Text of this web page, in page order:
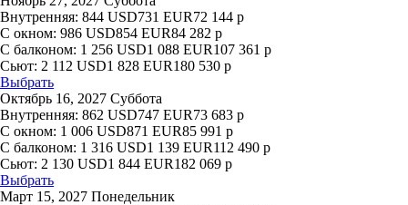
Внутренняя: 844 USD731 EUR72 144 р
С окном: 986 USD854 EUR84 282 р
С балконом: 1 256 USD1 088 EUR107 361 р
Сьют: 2 112 USD1 828 EUR180 530 р
Выбрать
Октябрь 16, 2027 Суббота
Внутренняя: 862 USD747 EUR73 683 р
С окном: 1 006 USD871 EUR85 991 р
С балконом: 1 316 USD1 139 EUR112 490 р
Сьют: 2 130 USD1 844 EUR182 069 р
Выбрать
Март 15, 2027 Понедельник